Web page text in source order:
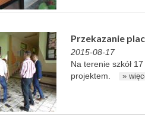
Przekazanie
2015-08-17
Na terenie szkół
projektem.
»